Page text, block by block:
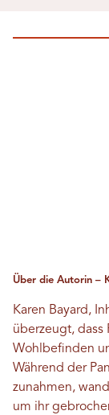
Über die Autorin –
Karen Bayard,
überzeugt, dass
Wohlbefinden
Während der
zunahmen,
um ihr